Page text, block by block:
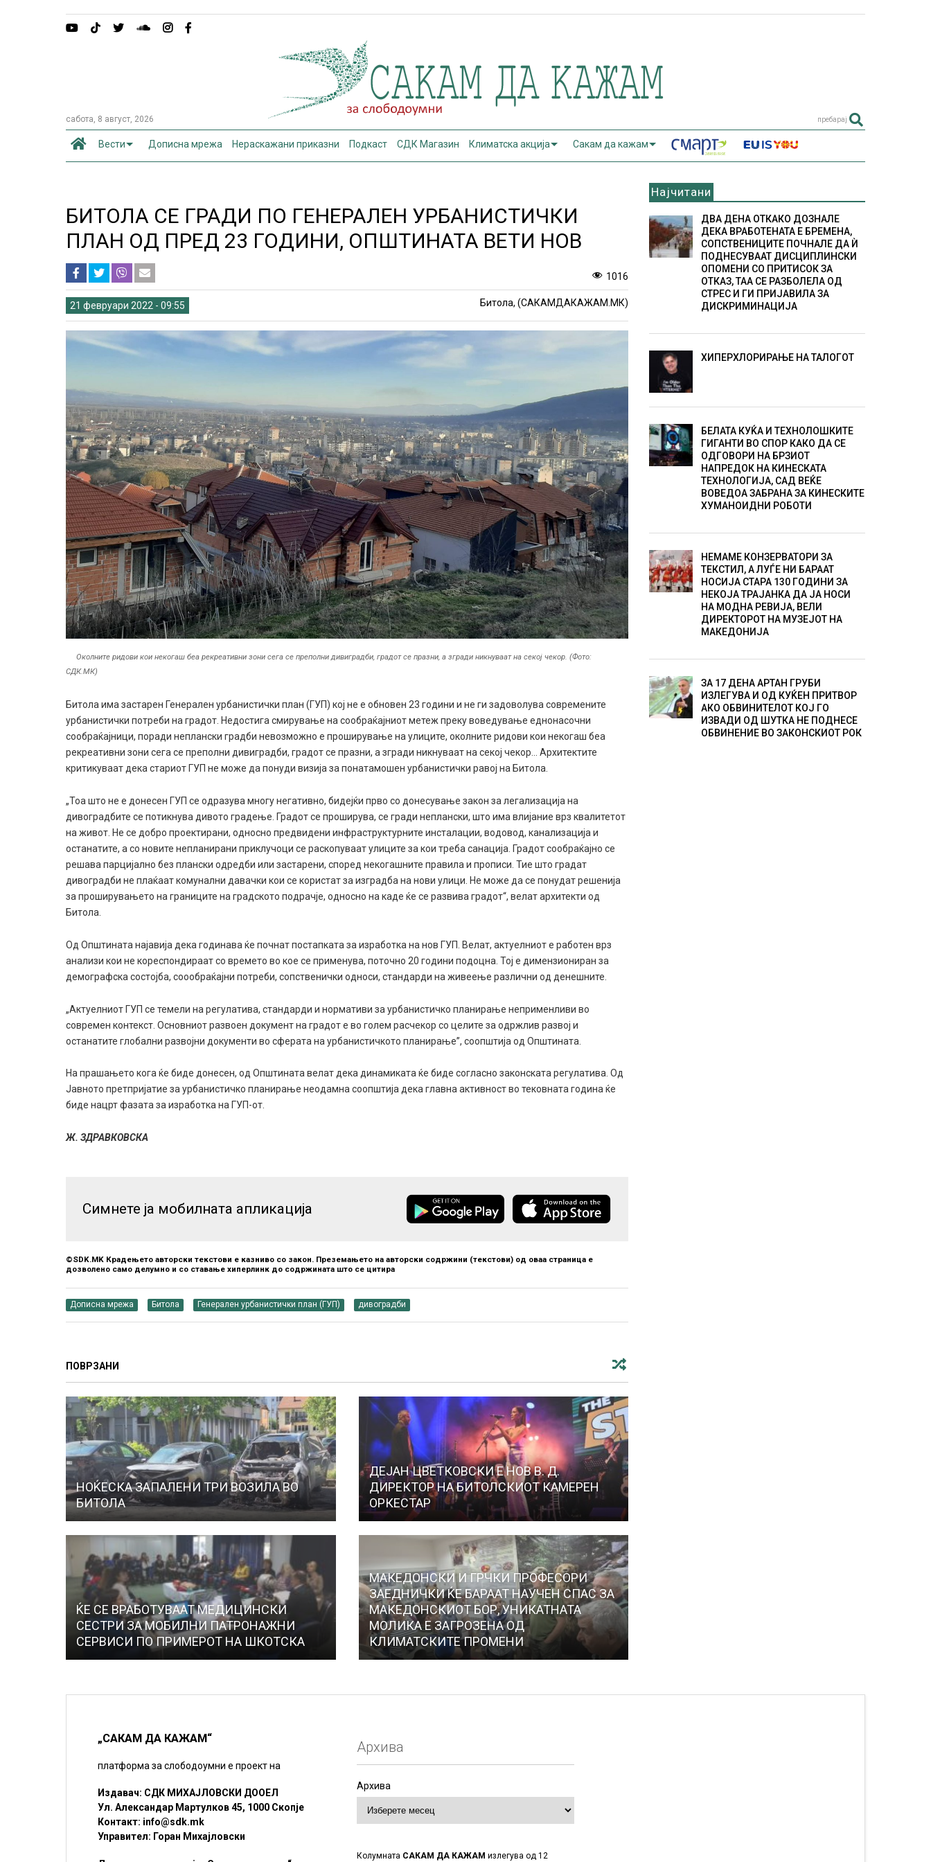
сабота, 8 август, 2026 пребарај
Вести Дописна мрежа Нераскажани приказни Подкаст СДК Магазин Климатска акција Сакам да кажам
БИТОЛА СЕ ГРАДИ ПО ГЕНЕРАЛЕН УРБАНИСТИЧКИ
ПЛАН ОД ПРЕД 23 ГОДИНИ, ОПШТИНАТА ВЕТИ НОВ
1016
21 февруари 2022 - 09:55 Битола, (САКАМДАКАЖАМ.МК)
Околните ридови кои некогаш беа рекреативни зони сега се преполни дивиградби, градот се празни, а згради никнуваат на секој чекор. (Фото:
СДК.МК)
Битола има застарен Генерален урбанистички план (ГУП) кој не е обновен 23 години и не ги задоволува современите
урбанистички потреби на градот. Недостига смирување на сообраќајниот метеж преку воведување еднонасочни
сообраќајници, поради неплански градби невозможно е проширување на улиците, околните ридови кои некогаш беа
рекреативни зони сега се преполни дивиградби, градот се празни, а згради никнуваат на секој чекор… Архитектите
критикуваат дека стариот ГУП не може да понуди визија за понатамошен урбанистички равој на Битола.
„Тоа што не е донесен ГУП се одразува многу негативно, бидејќи прво со донесување закон за легализација на
дивоградбите се потикнува дивото градење. Градот се проширува, се гради неплански, што има влијание врз квалитетот
на живот. Не се добро проектирани, односно предвидени инфраструктурните инсталации, водовод, канализација и
останатите, а со новите непланирани приклучоци се раскопуваат улиците за кои треба санација. Градот сообраќајно се
решава парцијално без плански одредби или застарени, според некогашните правила и прописи. Тие што градат
дивоградби не плаќаат комунални давачки кои се користат за изградба на нови улици. Не може да се понудат решенија
за проширувањето на границите на градското подрачје, односно на каде ќе се развива градот“, велат архитекти од
Битола.
Од Општината најавија дека годинава ќе почнат постапката за изработка на нов ГУП. Велат, актуелниот е работен врз
анализи кои не кореспондираат со времето во кое се применува, поточно 20 години подоцна. Тој е димензиониран за
демографска состојба, соообраќајни потреби, сопственички односи, стандарди на живеење различни од денешните.
„Актуелниот ГУП се темели на регулатива, стандарди и нормативи за урбанистичко планирање неприменливи во
современ контекст. Основниот развоен документ на градот е во голем расчекор со целите за одржлив развој и
останатите глобални развојни документи во сферата на урбанистичкото планирање’’, соопштија од Општината.
На прашањето кога ќе биде донесен, од Општината велат дека динамиката ќе биде согласно законската регулатива. Од
Јавното претпријатие за урбанистичко планирање неодамна соопштија дека главна активност во тековната година ќе
биде нацрт фазата за изработка на ГУП-от.
Ж. ЗДРАВКОВСКА
Симнете ја мобилната апликација
©SDK.MK Крадењето авторски текстови е казниво со закон. Преземањето на авторски содржини (текстови) од оваа страница е
дозволено само делумно и со ставање хиперлинк до содржината што се цитира
Дописна мрежа Битола Генерален урбанистички план (ГУП) дивоградби
ПОВРЗАНИ
НОЌEСКА ЗАПАЛЕНИ ТРИ ВОЗИЛА ВО
БИТОЛА
ДЕЈАН ЦВЕТКОВСКИ Е НОВ В. Д.
ДИРЕКТОР НА БИТОЛСКИОТ КАМЕРЕН
ОРКЕСТАР
ЌЕ СЕ ВРАБОТУВААТ МЕДИЦИНСКИ
СЕСТРИ ЗА МОБИЛНИ ПАТРОНАЖНИ
СЕРВИСИ ПО ПРИМЕРОТ НА ШКОТСКА
МАКЕДОНСКИ И ГРЧКИ ПРОФЕСОРИ
ЗАЕДНИЧКИ ЌЕ БАРААТ НАУЧЕН СПАС ЗА
МАКЕДОНСКИОТ БОР, УНИКАТНАТА
МОЛИКА Е ЗАГРОЗЕНА ОД
КЛИМАТСКИТЕ ПРОМЕНИ
Најчитани
ДВА ДЕНА ОТКАКО ДОЗНАЛЕ
ДЕКА ВРАБОТЕНАТА Е БРЕМЕНА,
СОПСТВЕНИЦИТЕ ПОЧНАЛЕ ДА Ѝ
ПОДНЕСУВААТ ДИСЦИПЛИНСКИ
ОПОМЕНИ СО ПРИТИСОК ЗА
ОТКАЗ, ТАА СЕ РАЗБОЛЕЛА ОД
СТРЕС И ГИ ПРИЈАВИЛА ЗА
ДИСКРИМИНАЦИЈА
ХИПЕРХЛОРИРАЊЕ НА ТАЛОГОТ
БЕЛАТА КУЌА И ТЕХНОЛОШКИТЕ
ГИГАНТИ ВО СПОР КАКО ДА СЕ
ОДГОВОРИ НА БРЗИОТ
НАПРЕДОК НА КИНЕСКАТА
ТЕХНОЛОГИЈА, САД ВЕЌЕ
ВОВЕДОА ЗАБРАНА ЗА КИНЕСКИТЕ
ХУМАНОИДНИ РОБОТИ
НЕМАМЕ КОНЗЕРВАТОРИ ЗА
ТЕКСТИЛ, А ЛУЃЕ НИ БАРААТ
НОСИЈА СТАРА 130 ГОДИНИ ЗА
НЕКОЈА ТРАЈАНКА ДА ЈА НОСИ
НА МОДНА РЕВИЈА, ВЕЛИ
ДИРЕКТОРОТ НА МУЗЕЈОТ НА
МАКЕДОНИЈА
ЗА 17 ДЕНА АРТАН ГРУБИ
ИЗЛЕГУВА И ОД КУЌЕН ПРИТВОР
АКО ОБВИНИТЕЛОТ КОЈ ГО
ИЗВАДИ ОД ШУТКА НЕ ПОДНЕСЕ
ОБВИНЕНИЕ ВО ЗАКОНСКИОТ РОК
„САКАМ ДА КАЖАМ“
платформа за слободоумни е проект на
Издавач: СДК МИХАЈЛОВСКИ ДООЕЛ
Ул. Александар Мартулков 45, 1000 Скопје
Контакт: info@sdk.mk
Управител: Горан Михајловски
Архива
Архива
Колумната САКАМ ДА КАЖАМ излегува од 12